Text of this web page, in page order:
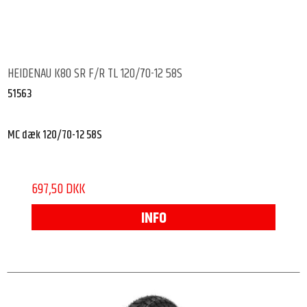
HEIDENAU K80 SR F/R TL 120/70-12 58S
51563
MC dæk 120/70-12 58S
697,50 DKK
INFO